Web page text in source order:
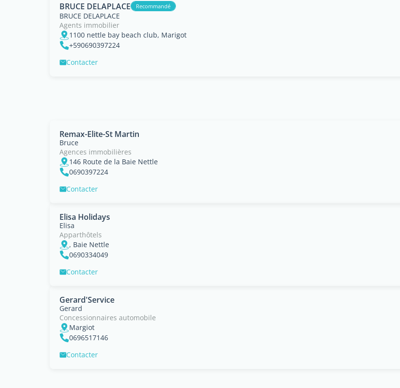
BRUCE DELAPLACE Recommandé
BRUCE DELAPLACE
Agents immobilier
1100 nettle bay beach club, Marigot
+590690397224
Contacter
Remax-Elite-St Martin
Bruce
Agences immobilières
146 Route de la Baie Nettle
0690397224
Contacter
Elisa Holidays
Elisa
Apparthôtels
, Baie Nettle
0690334049
Contacter
Gerard'Service
Gerard
Concessionnaires automobile
Margiot
0696517146
Contacter